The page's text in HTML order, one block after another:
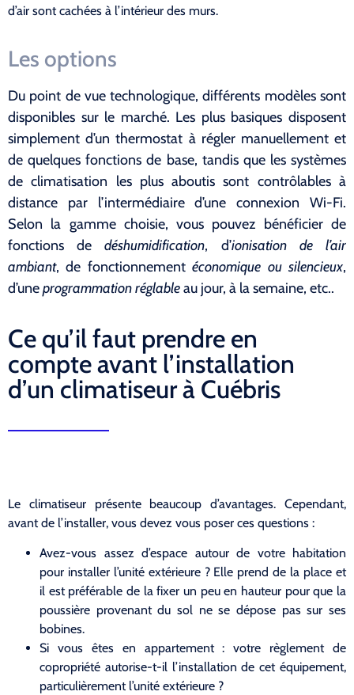
d’air sont cachées à l’intérieur des murs.
Les options
Du point de vue technologique, différents modèles sont
disponibles sur le marché. Les plus basiques disposent
simplement d’un thermostat à régler manuellement et
de quelques fonctions de base, tandis que les systèmes
de climatisation les plus aboutis sont contrôlables à
distance par l’intermédiaire d’une connexion Wi-Fi.
Selon la gamme choisie, vous pouvez bénéficier de
fonctions dedéshumidification, d’ionisation de l’air
ambiant, de fonctionnementéconomique ou silencieux,
d’uneprogrammation réglableau jour, à la semaine, etc..
Ce qu’il faut prendre en
compte avant l’installation
d’un climatiseur à Cuébris
Le climatiseur présente beaucoup d’avantages. Cependant,
avant de l’installer, vous devez vous poser ces questions :
Avez-vous assez d’espace autour de votre habitation
pour installer l’unité extérieure ? Elle prend de la place et
il est préférable de la fixer un peu en hauteur pour que la
poussière provenant du sol ne se dépose pas sur ses
bobines.
Si vous êtes en appartement : votre règlement de
copropriété autorise-t-il l’installation de cet équipement,
particulièrement l’unité extérieure ?